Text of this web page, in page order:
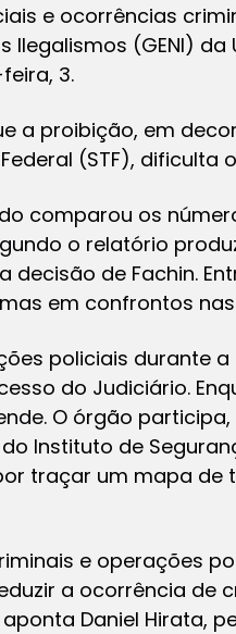
e ocorrências
(GENI) da
3.
a proibição, em
(STF),
comparou os
o relatório
de Fachin.
em confrontos
policiais durante
do Judiciário.
O órgão
Instituto de
traçar um mapa de
e operações
a ocorrência de
Daniel Hirata,